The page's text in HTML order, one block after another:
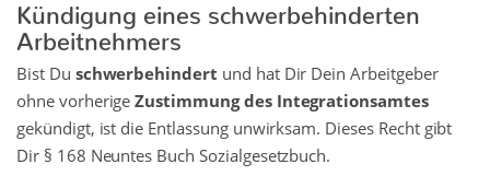
Kündigung eines schwerbehinderten
Arbeitnehmers
Bist Du schwerbehindert und hat Dir Dein Arbeitgeber
ohne vorherigeZustimmung des Integrationsamtes
gekündigt, ist die Entlassung unwirksam. Dieses Recht gibt
Dir § 168 Neuntes Buch Sozialgesetzbuch.